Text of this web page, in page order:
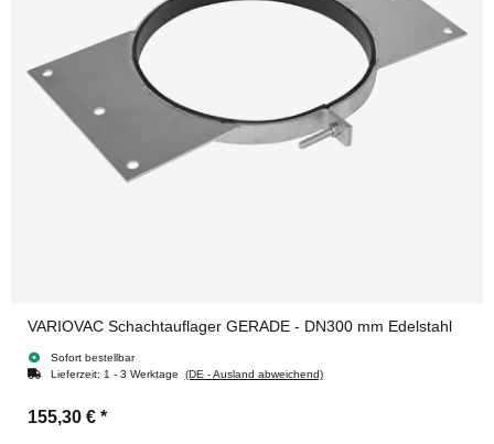
VARIOVAC Schachtauflager GERADE - DN300 mm Edelstahl
Sofort bestellbar
Lieferzeit: 1 - 3 Werktage (DE - Ausland abweichend)
155,30 € *